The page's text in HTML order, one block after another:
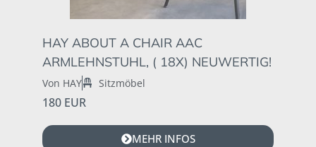
HAY ABOUT A CHAIR AAC
ARMLEHNSTUHL, ( 18X) NEUWERTIG!
Von HAY Sitzmöbel
180 EUR
MEHR INFOS